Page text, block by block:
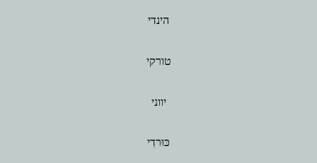
הינדי
טורקי
יווני
כּוּרדִי